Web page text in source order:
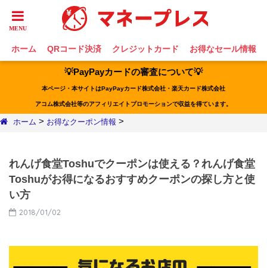
ホーム QRコード決済 クレジットカード お得なセール情報
💡PayPayカードの審査について💡
本ページ・本サイトはPayPayカード株式会社・楽天カード株式会社
アコム株式会社等のアフィリエイトプロモーションで収益を得ています。
ホーム > お得なクーポン情報 >
れんげ食堂Toshuでクーポンは使える？れんげ食堂
Toshuがお得になるおすすめクーポンの探し方と使
い方
2018/01/02